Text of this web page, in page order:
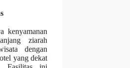
kenyamanan
ziarah
dengan
yang dekat